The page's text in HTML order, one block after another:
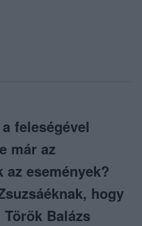
feleségével
már az
események?
hogy
Balázs